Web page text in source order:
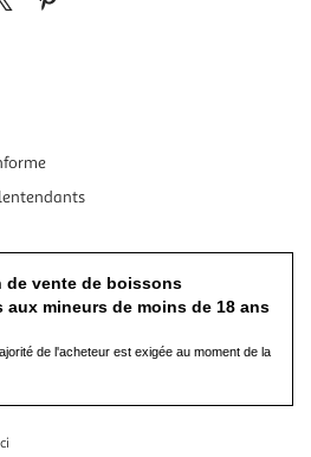
de vente de boissons
aux mineurs de moins de 18 ans
de l'acheteur est exigée au moment de la